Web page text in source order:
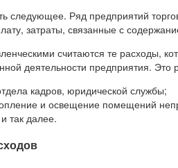
следующее. Ряд предприятий
затраты, связанные с
считаются те расходы,
деятельности предприятия. Это
кадров, юридической службы;
и освещение помещений
так далее.